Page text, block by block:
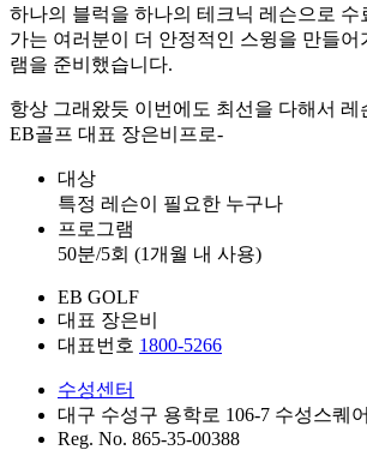
하나의 블럭을 하나의 테크닉 레슨으로 수
가는 여러분이 더 안정적인 스윙을 만들어
램을 준비했습니다.
항상 그래왔듯 이번에도 최선을 다해서 레
EB골프 대표 장은비프로-
대상
특정 레슨이 필요한 누구나
프로그램
50분/5회 (1개월 내 사용)
EB GOLF
대표 장은비
대표번호 1800-5266
수성센터
대구 수성구 용학로 106-7 수성스퀘
Reg. No. 865-35-00388